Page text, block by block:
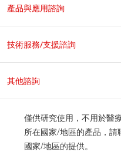
產品與應用諮詢
技術服務/支援諮詢
其他諮詢
僅供研究使用，不用於醫
所在國家/地區的產品，
國家/地區的提供。